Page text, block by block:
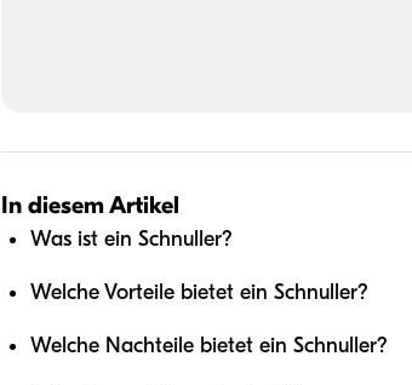
In diesem Artikel
Was ist ein Schnuller?
Welche Vorteile bietet ein Schnuller?
Welche Nachteile bietet ein Schnuller?